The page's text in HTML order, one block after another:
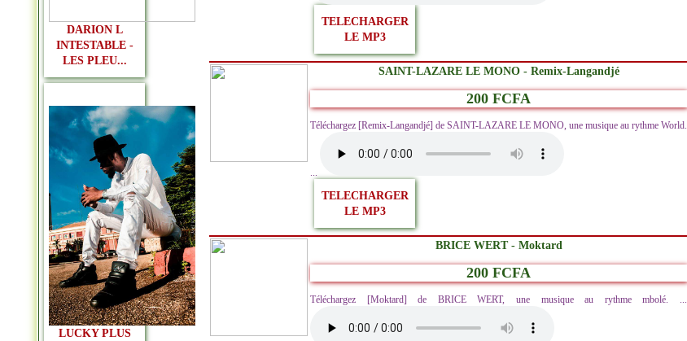
DARION L
INTESTABLE -
LES PLEU...
LUCKY PLUS
TELECHARGER
LE MP3
SAINT-LAZARE LE MONO - Remix-Langandjé
200 FCFA
Téléchargez [Remix-Langandjé] de SAINT-LAZARE LE MONO, une musique au rythme World.
...
TELECHARGER
LE MP3
BRICE WERT - Moktard
200 FCFA
Téléchargez [Moktard] de BRICE WERT, une musique au rythme mbolé. ...